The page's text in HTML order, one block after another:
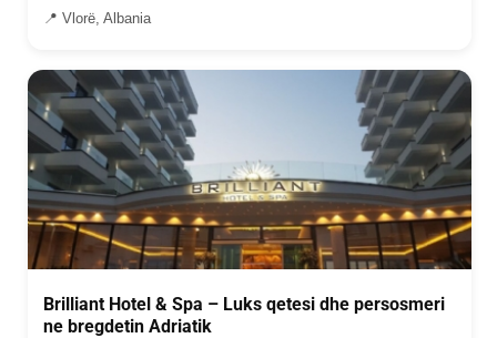
📍 Vlorë, Albania
Brilliant Hotel & Spa – Luks qetesi dhe persosmeri
ne bregdetin Adriatik